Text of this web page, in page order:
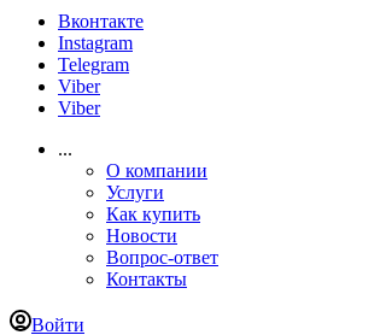
Вконтакте
Instagram
Telegram
Viber
Viber
...
О компании
Услуги
Как купить
Новости
Вопрос-ответ
Контакты
Войти